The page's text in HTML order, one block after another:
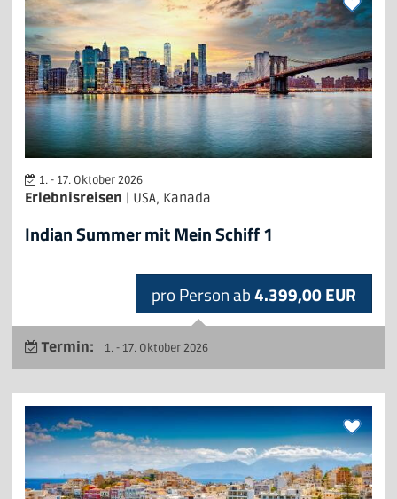
1. - 17. Oktober 2026
Erlebnisreisen | USA, Kanada
Indian Summer mit Mein Schiff 1
pro Person ab4.399,00 EUR
Termin: 1. - 17. Oktober 2026